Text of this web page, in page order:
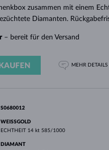
WEISSGOLD
ROSÉGOLD
DURCHSEHEN
WEISSGOLDzusammen mit einem
Diamanten.
– bereit für den Versand
KAUFEN MEHR DETAILS
S0680012
WEISSGOLD
ECHTHEIT 14 kt 585/1000
DIAMANT